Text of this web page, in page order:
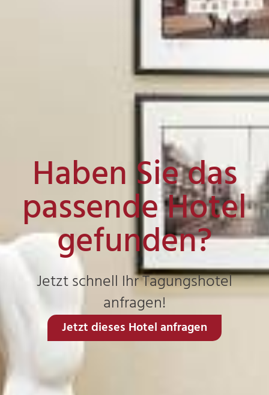
Haben Sie das
passende Hotel
gefunden?
Jetzt schnell Ihr Tagungshotel
anfragen!
Jetzt dieses Hotel anfragen